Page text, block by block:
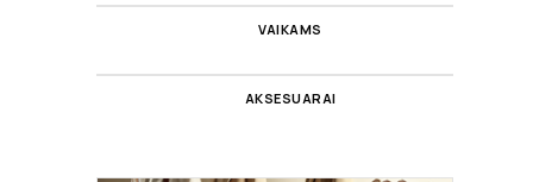
VAIKAMS
AKSESUARAI